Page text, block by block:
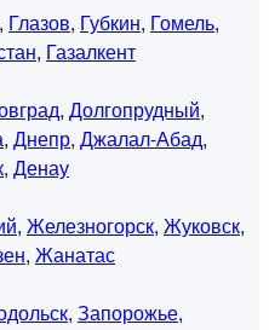
, Глазов, Губкин, Гомель,
, Газалкент
, Долгопрудный,
, Днепр, Джалал-Абад,
, Денау
, Железногорск, Жуковск,
, Жанатас
, Запорожье,